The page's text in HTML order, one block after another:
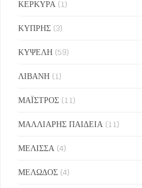
ΚΕΡΚΥΡΑ (1)
ΚΥΠΡΗΣ (3)
ΚΥΨΕΛΗ (59)
ΛΙΒΑΝΗ (1)
ΜΑΪΣΤΡΟΣ (11)
ΜΑΛΛΙΑΡΗΣ ΠΑΙΔΕΙΑ (11)
ΜΕΛΙΣΣΑ (4)
ΜΕΛΩΔΟΣ (4)